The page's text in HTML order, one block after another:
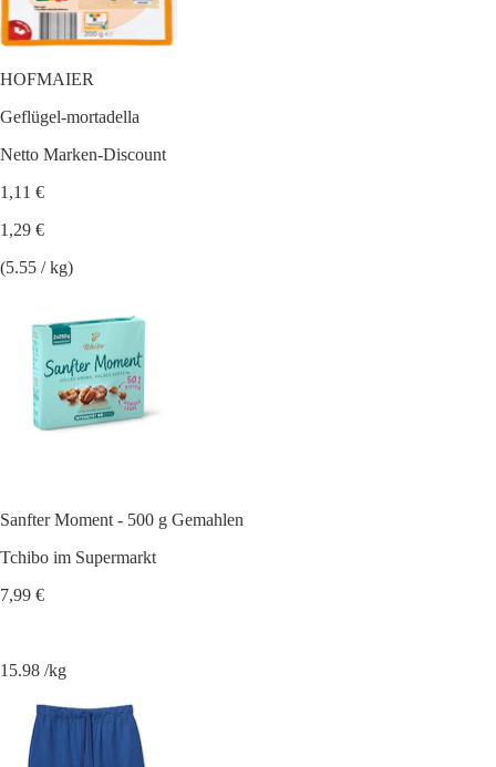
HOFMAIER
Geflügel-mortadella
Netto Marken-Discount
1,11 €
1,29 €
(5.55 / kg)
Sanfter Moment - 500 g Gemahlen
Tchibo im Supermarkt
7,99 €
15.98 /kg